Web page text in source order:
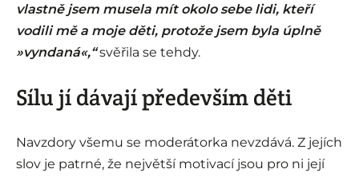
vlastně jsem musela mít okolo sebe lidi, kteří
vodili mě a moje děti, protože jsem byla úplně
»vyndaná«,“svěřila se tehdy.
Sílu jí dávají především děti
Navzdory všemu se moderátorka nevzdává. Z jejích
slov je patrné, že největší motivací jsou pro ni její